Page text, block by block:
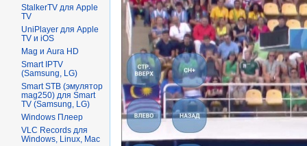
StalkerTV для Apple
TV
UniPlayer для Apple
TV и iOS
Mag и Aura HD
Smart IPTV
(Samsung, LG)
Smart STB (эмулятор
mag250) для Smart
TV (Samsung, LG)
Windows Плеер
VLC Records для
Windows, Linux, Mac